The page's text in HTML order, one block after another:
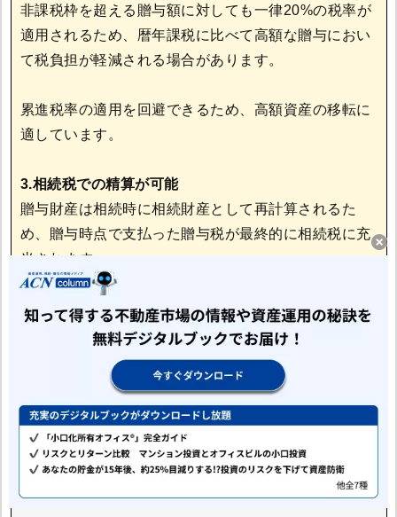
非課税枠を超える贈与額に対しても一律20%の税率が
適用されるため、暦年課税に比べて高額な贈与におい
て税負担が軽減される場合があります。
累進税率の適用を回避できるため、高額資産の移転に
適しています。
3.相続税での精算が可能
贈与財産は相続時に相続財産として再計算されるた
め、贈与時点で支払った贈与税が最終的に相続税に充
当されます。
相続税の総額が贈与税よりも少ない場合、差額が還付
されることがあるため、資金繰りの柔軟性が向上しま
・相続時精算課税のデメリット
相続時精算課税の主なデメリットは以下のとおりです。